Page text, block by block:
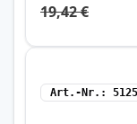
19,42 €
Art.-Nr.